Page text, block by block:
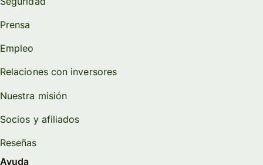
Prensa
Empleo
Relaciones con inversores
Nuestra misión
Socios y afiliados
Reseñas
Ayuda